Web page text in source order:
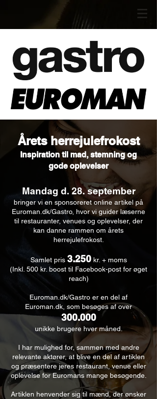
Årets herrejulefrokost
Inspiration til mad, stemning og
gode oplevelser
Mandag d. 28. september
bringer vi en sponsoreret online artikel på
Euroman.dk/Gastro, hvor vi guider læserne
til restauranter, venues og oplevelser, der
kan danne rammen om årets
herrejulefrokost.
Samlet pris 3.250kr. + moms
(Inkl. 500 kr. boost til Facebook-post for øget
reach)
Euroman.dk/Gastro er en del af
Euroman.dk, som besøges af over
300.000
unikke brugere hver måned.
I har mulighed for, sammen med andre
relevante aktører, at blive en del af artiklen
og præsentere jeres restaurant, venue eller
oplevelse for Euromans mange besøgende.
Artiklen henvender sig til mænd, der ønsker